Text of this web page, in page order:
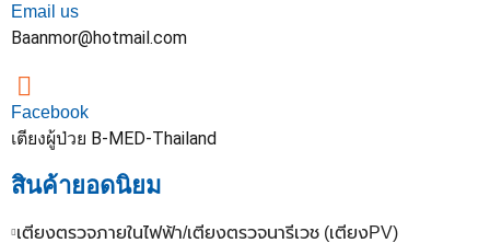
Email us
Baanmor@hotmail.com
Facebook
เตียงผู้ป่วย B-MED-Thailand
สินค้ายอดนิยม
เตียงตรวจภายในไฟฟ้า/เตียงตรวจนารีเวช (เตียงPV)